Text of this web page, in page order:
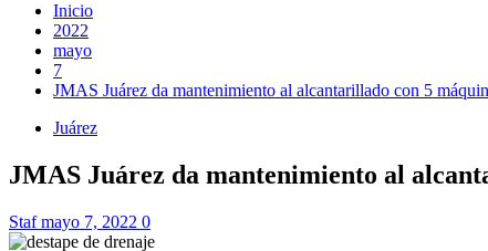
Inicio
2022
mayo
7
JMAS Juárez da mantenimiento al alcantarillado con 5
Juárez
JMAS Juárez da mantenimiento al
Stafmayo 7, 2022 0